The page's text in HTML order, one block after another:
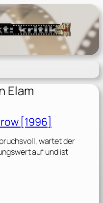
Elam
[1996]
wartet der
auf und ist